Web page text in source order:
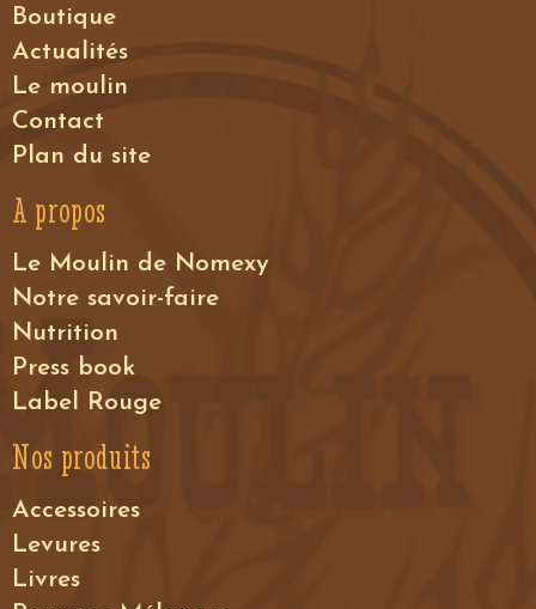
Boutique
Actualités
Le moulin
Contact
Plan du site
A propos
Le Moulin de Nomexy
Notre savoir-faire
Nutrition
Press book
Label Rouge
Nos produits
Accessoires
Levures
Livres